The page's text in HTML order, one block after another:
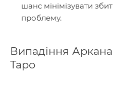
шанс мінімізувати
проблему.
Випадіння
Таро